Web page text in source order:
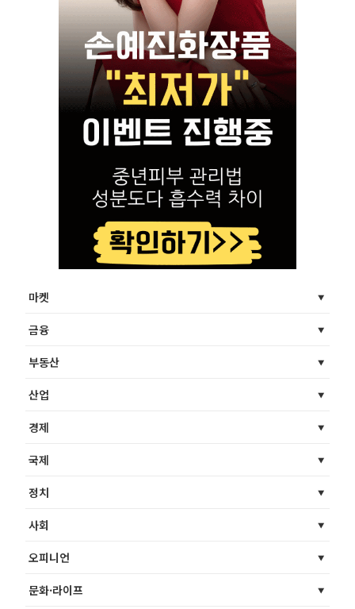
마켓
금융
부동산
산업
경제
국제
정치
사회
오피니언
문화·라이프